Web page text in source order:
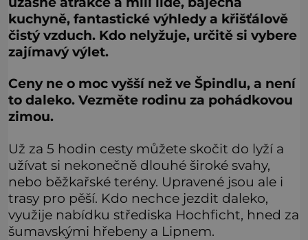
kuchyně, fantastické výhledy a křišťálově
čistý vzduch. Kdo nelyžuje, určitě si vybere
zajímavý výlet.
Ceny ne o moc vyšší než ve Špindlu, a není
to daleko. Vezměte rodinu za pohádkovou
zimou.
Už za 5 hodin cesty můžete skočit do lyží a
užívat si nekonečně dlouhé široké svahy,
nebo běžkařské terény. Upravené jsou ale i
trasy pro pěší. Kdo nechce jezdit daleko,
využije nabídku střediska Hochficht, hned za
šumavskými hřebeny a Lipnem.